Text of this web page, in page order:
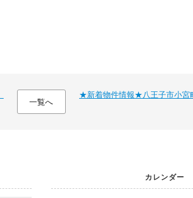
一覧へ
★新着物件情報★八王子市小
カレンダー